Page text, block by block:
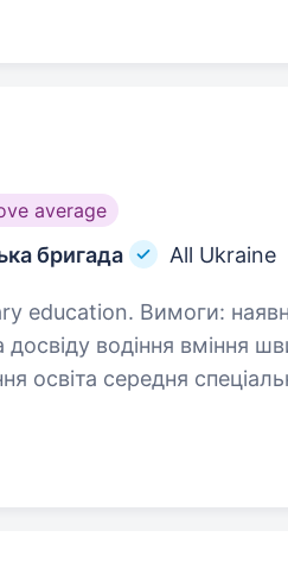
average
бригада All Ukraine
водійського
швидко орієнтуватися